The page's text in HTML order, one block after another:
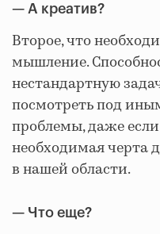
— А креатив?
Второе, что
мышление.
нестандартную
посмотреть под
проблемы, даже
необходимая черта
в нашей области.
— Что еще?